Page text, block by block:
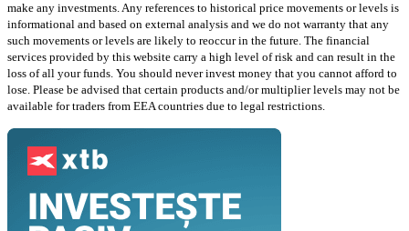
make any investments. Any references to historical price movements or levels is
informational and based on external analysis and we do not warranty that any
such movements or levels are likely to reoccur in the future. The financial
services provided by this website carry a high level of risk and can result in the
loss of all your funds. You should never invest money that you cannot afford to
lose. Please be advised that certain products and/or multiplier levels may not be
available for traders from EEA countries due to legal restrictions.